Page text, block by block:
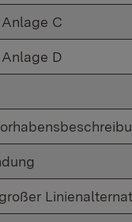
C
D